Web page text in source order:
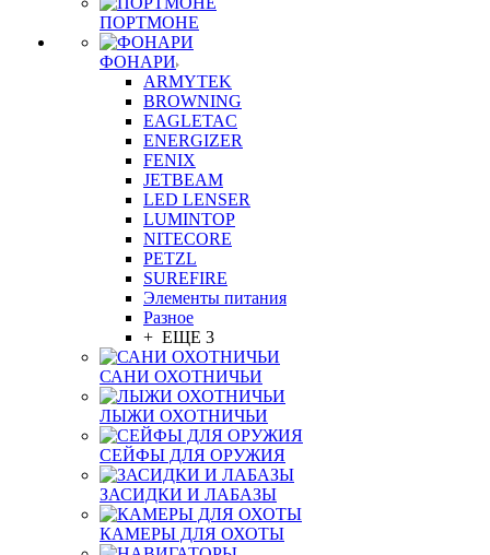
ПОРТМОНЕ
ФОНАРИ
ARMYTEK
BROWNING
EAGLETAC
ENERGIZER
FENIX
JETBEAM
LED LENSER
LUMINTOP
NITECORE
PETZL
SUREFIRE
Элементы питания
Разное
+ ЕЩЕ 3
САНИ ОХОТНИЧЬИ
ЛЫЖИ ОХОТНИЧЬИ
СЕЙФЫ ДЛЯ ОРУЖИЯ
ЗАСИДКИ И ЛАБАЗЫ
КАМЕРЫ ДЛЯ ОХОТЫ